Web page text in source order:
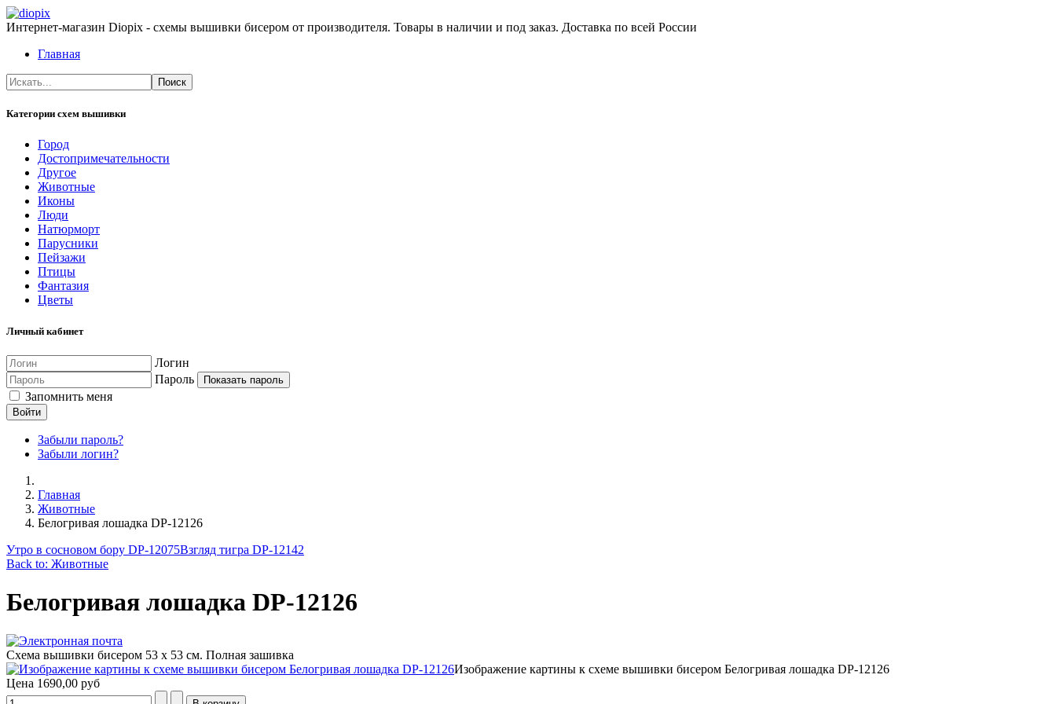
Интернет-магазин Diopix - схемы вышивки бисером от производителя. Товары в наличии и под заказ. Доставка по всей России
Главная
Категории схем вышивки
Город
Достопримечательности
Другое
Животные
Иконы
Люди
Натюрморт
Парусники
Пейзажи
Птицы
Фантазия
Цветы
Личный кабинет
Логин
Пароль
Показать пароль
Запомнить меня
Войти
Забыли пароль?
Забыли логин?
Главная
Животные
Белогривая лошадка DP-12126
Утро в сосновом бору DP-12075Взгляд тигра DP-12142
Back to: Животные
Белогривая лошадка DP-12126
Схема вышивки бисером 53 х 53 см. Полная зашивка
Изображение картины к схеме вышивки бисером Белогривая лошадка DP-12126
Цена 1690,00 руб